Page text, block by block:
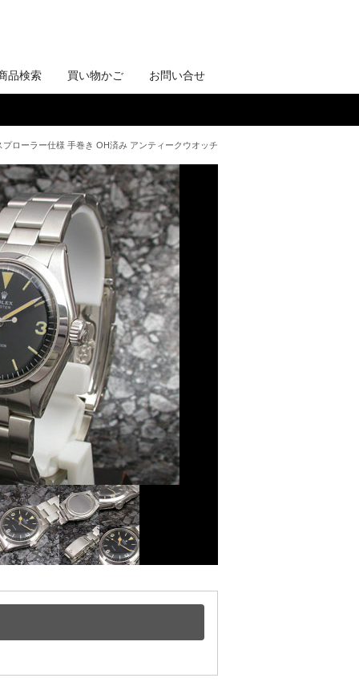
品検索 買い物かご お問い合せ
ローラー仕様 手巻き OH済み アンティークウオッチ